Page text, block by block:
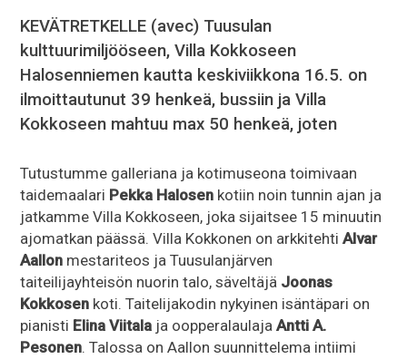
KEVÄTRETKELLE (avec) Tuusulan
kulttuurimiljööseen, Villa Kokkoseen
Halosenniemen kautta keskiviikkona 16.5. on
ilmoittautunut 39 henkeä, bussiin ja Villa
Kokkoseen mahtuu max 50 henkeä, joten
Tutustumme galleriana ja kotimuseona toimivaan
taidemaalari Pekka Halosen kotiin noin tunnin ajan ja
jatkamme Villa Kokkoseen, joka sijaitsee 15 minuutin
ajomatkan päässä. Villa Kokkonen on arkkitehtiAlvar
Aallon mestariteos ja Tuusulanjärven
taiteilijayhteisön nuorin talo, säveltäjä Joonas
Kokkosen koti. Taitelijakodin nykyinen isäntäpari on
pianisti Elina Viitala ja oopperalaulajaAntti A.
Pesonen. Talossa on Aallon suunnittelema intiimi